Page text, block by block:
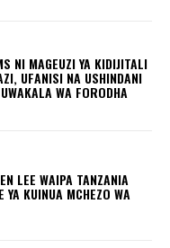
NI MAGEUZI YA KIDIJITALI
UFANISI NA USHINDANI
WA FORODHA
LEE WAIPA TANZANIA
YA KUINUA MCHEZO WA